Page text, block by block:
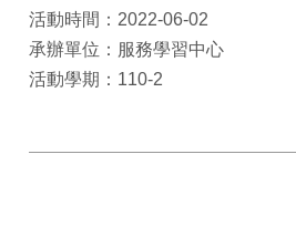
活動時間：2022-06-02
承辦單位：服務學習中心
活動學期：110-2